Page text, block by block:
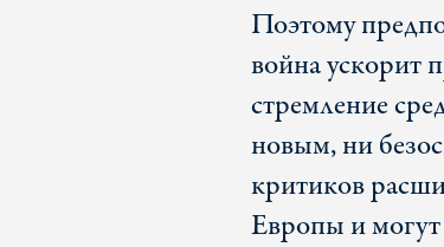
Поэтому
война ускорит
стремление
новым, ни
критиков
Европы и могут